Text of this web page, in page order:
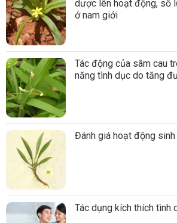
dược lên hoạt động, số
ở nam giới
Tác động của sâm cau
năng tình dục do tăng
Đánh giá hoạt động
Tác dụng kích thích tình